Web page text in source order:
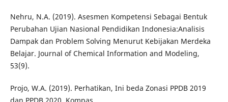
Nehru, N.A. (2019). Asesmen Kompetensi Sebagai Bentuk
Perubahan Ujian Nasional Pendidikan Indonesia:Analisis
Dampak dan Problem Solving Menurut Kebijakan Merdeka
Belajar. Journal of Chemical Information and Modeling,
53(9).
Projo, W.A. (2019). Perhatikan, Ini beda Zonasi PPDB 2019